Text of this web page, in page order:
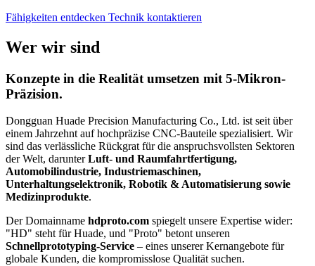
Fähigkeiten entdecken Technik kontaktieren
Wer wir sind
Konzepte in die Realität umsetzen mit 5-Mikron-
Präzision.
Dongguan Huade Precision Manufacturing Co., Ltd. ist seit über
einem Jahrzehnt auf hochpräzise CNC-Bauteile spezialisiert. Wir
sind das verlässliche Rückgrat für die anspruchsvollsten Sektoren
der Welt, darunterLuft- und Raumfahrtfertigung,
Automobilindustrie, Industriemaschinen,
Unterhaltungselektronik, Robotik & Automatisierung sowie
Medizinprodukte.
Der Domainname hdproto.com spiegelt unsere Expertise wider:
"HD" steht für Huade, und "Proto" betont unseren
Schnellprototyping-Service – eines unserer Kernangebote für
globale Kunden, die kompromisslose Qualität suchen.